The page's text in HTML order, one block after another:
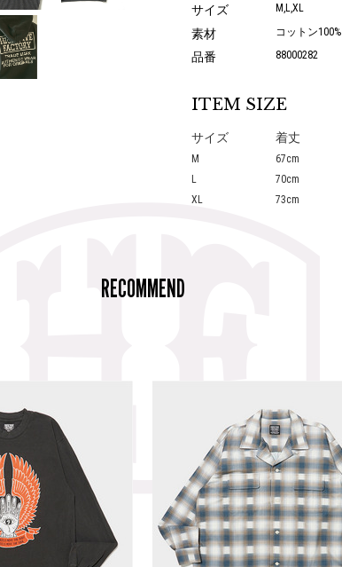
サイズ M,L,XL
素材 コットン100%
品番 88000282
ITEM SIZE
サイズ 着丈
M 67cm
L
70cm
XL
73cm
RECOMMEND